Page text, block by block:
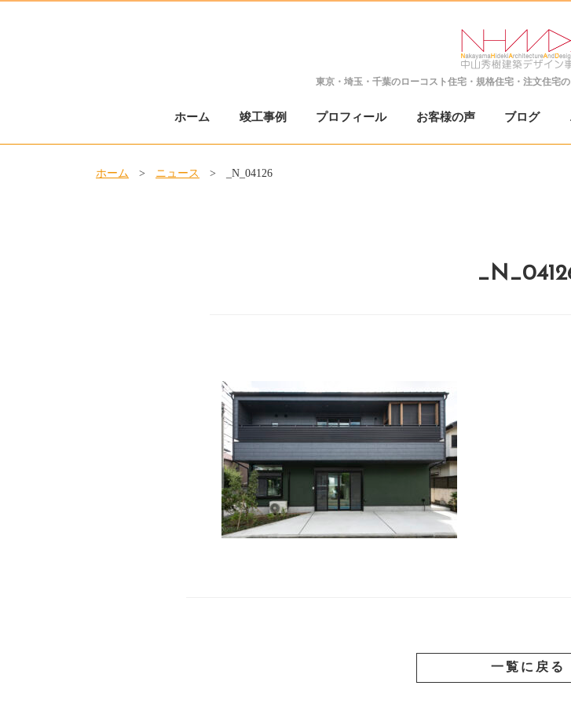
東京・埼玉・千葉の ローコスト住宅・規格住宅・注文住宅
ホーム 竣工事例 プロフィール お客様の声 ブログ
ホーム > ニュース > _N_04126
一覧に戻る